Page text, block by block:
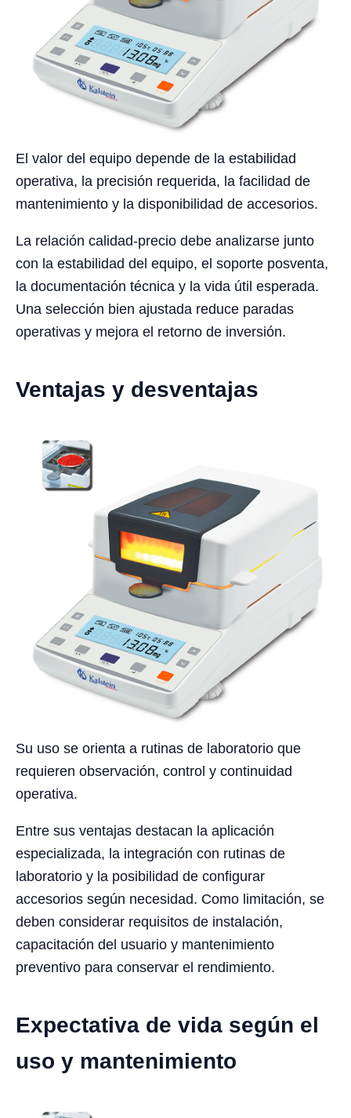
El valor del equipo depende de la estabilidad
operativa, la precisión requerida, la facilidad de
mantenimiento y la disponibilidad de accesorios.
La relación calidad-precio debe analizarse junto
con la estabilidad del equipo, el soporte posventa,
la documentación técnica y la vida útil esperada.
Una selección bien ajustada reduce paradas
operativas y mejora el retorno de inversión.
Ventajas y desventajas
Su uso se orienta a rutinas de laboratorio que
requieren observación, control y continuidad
operativa.
Entre sus ventajas destacan la aplicación
especializada, la integración con rutinas de
laboratorio y la posibilidad de configurar
accesorios según necesidad. Como limitación, se
deben considerar requisitos de instalación,
capacitación del usuario y mantenimiento
preventivo para conservar el rendimiento.
Expectativa de vida según el
uso y mantenimiento